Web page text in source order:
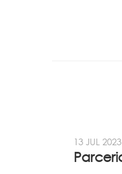
13 JUL 2023